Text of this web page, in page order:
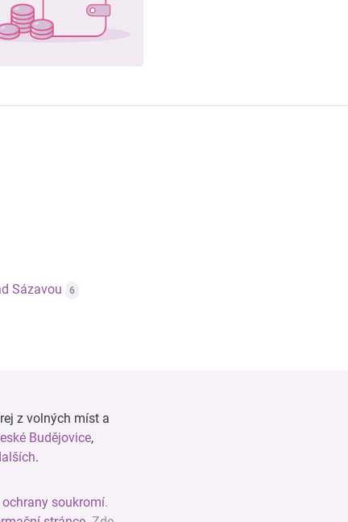
Sázavou 6
z volných míst a
Budějovice,
.
soukromí.